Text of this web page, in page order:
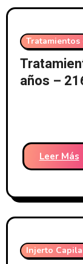
Tratamientos
años –
Leer Más
Injerto